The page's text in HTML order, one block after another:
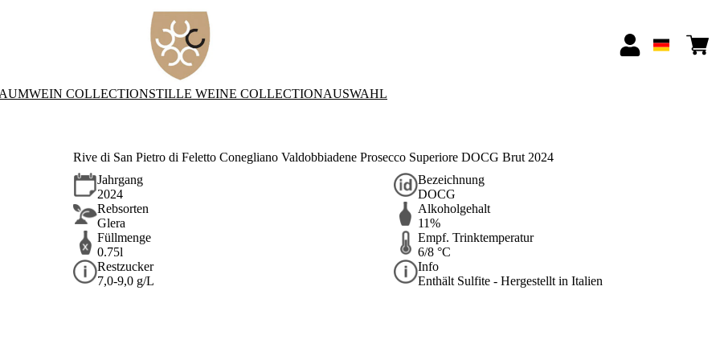
COLLECTIONSTILLE WEINE COLLECTIONAUSWAHL
Rive di San Pietro di Feletto Conegliano Valdobbiadene Prosecco Superiore DOCG Brut 2024
Jahrgang
2024
Bezeichnung
DOCG
Rebsorten
Glera
Alkoholgehalt
11%
Füllmenge
0.75l
Empf. Trinktemperatur
6/8 °C
Restzucker
7,0-9,0 g/L
Info
Enthält Sulfite - Hergestellt in Italien